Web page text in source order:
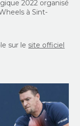
2022 organisé
à Sint-
sur le site officiel